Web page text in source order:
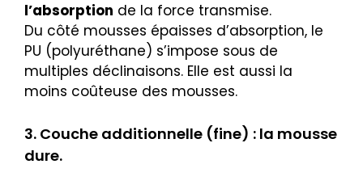
l’absorption de la force transmise.
Du côté mousses épaisses d’absorption, le
PU (polyuréthane) s’impose sous de
multiples déclinaisons. Elle est aussi la
moins coûteuse des mousses.
3. Couche additionnelle (fine) : la mousse
dure.